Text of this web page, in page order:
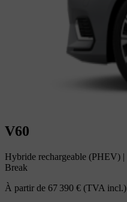
V60
Hybride rechargeable (PHEV) |
Break
À partir de 67 390 € (TVA incl.)